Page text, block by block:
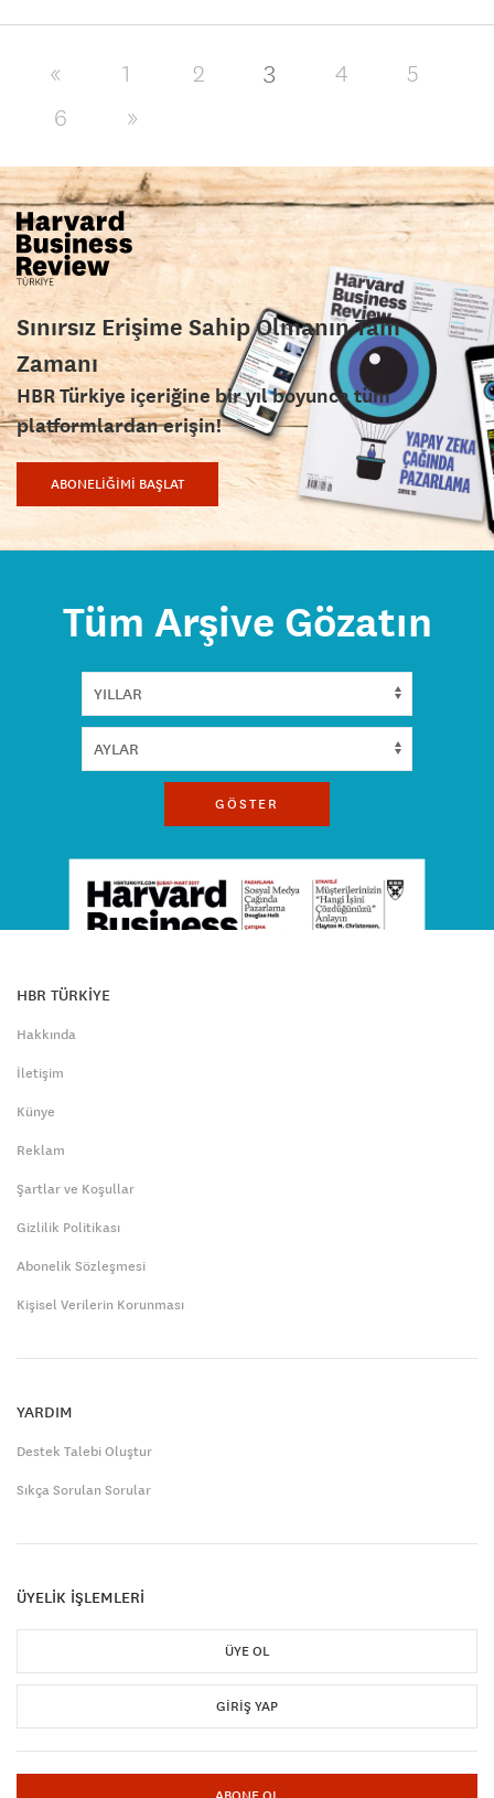
« 1 2 3 4
5
6
»
Sınırsız Erişime Sahip Olmanın Tam
Zamanı
HBR Türkiye içeriğine bir yıl boyunca tüm
platformlardan erişin!
ABONELİĞİMİ BAŞLAT
Tüm Arşive Gözatın
GÖSTER
HBR TÜRKİYE
Hakkında
İletişim
Künye
Reklam
Şartlar ve Koşullar
Gizlilik Politikası
Abonelik Sözleşmesi
Kişisel Verilerin Korunması
YARDIM
Destek Talebi Oluştur
Sıkça Sorulan Sorular
ÜYELİK İŞLEMLERİ
ÜYE OL
GIRIŞ YAP